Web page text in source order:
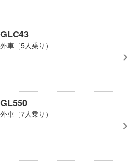
GLC43
外車（5人乗り）
GL550
外車（7人乗り）